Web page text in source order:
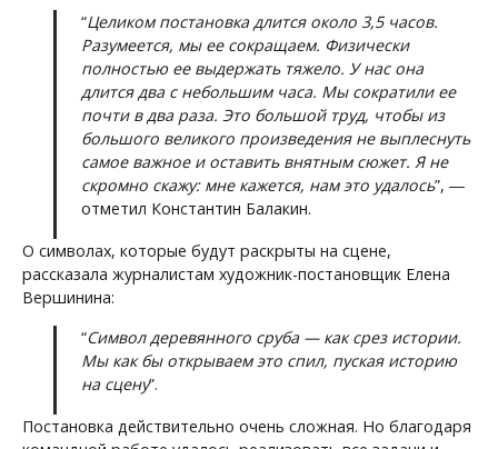
“Целиком постановка длится около 3,5 часов.
Разумеется, мы ее сокращаем. Физически
полностью ее выдержать тяжело. У нас она
длится два с небольшим часа. Мы сократили ее
почти в два раза. Это большой труд, чтобы из
большого великого произведения не выплеснуть
самое важное и оставить внятным сюжет. Я не
скромно скажу: мне кажется, нам это удалось”, ―
отметил Константин Балакин.
О символах, которые будут раскрыты на сцене,
рассказала журналистам художник-постановщик Елена
Вершинина:
“Символ деревянного сруба — как срез истории.
Мы как бы открываем это спил, пуская историю
на сцену”.
Постановка действительно очень сложная. Но благодаря